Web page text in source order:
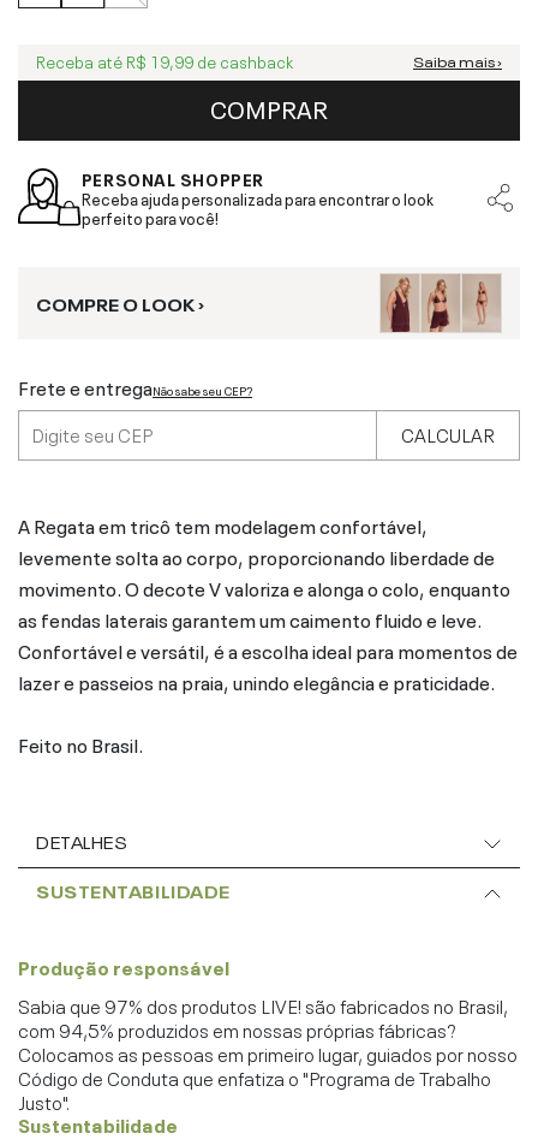
Receba até R$ 19,99 de cashback Saiba mais ›
COMPRAR
PERSONAL SHOPPER
Receba ajuda personalizada para encontrar o look
perfeito para você!
COMPRE O LOOK ›
Frete e entregaNão sabe seu CEP?
CALCULAR
A Regata em tricô tem modelagem confortável,
levemente solta ao corpo, proporcionando liberdade de
movimento. O decote V valoriza e alonga o colo, enquanto
as fendas laterais garantem um caimento fluido e leve.
Confortável e versátil, é a escolha ideal para momentos de
lazer e passeios na praia, unindo elegância e praticidade.
Feito no Brasil.
DETALHES
SUSTENTABILIDADE
Produção responsável
Sabia que 97% dos produtos LIVE! são fabricados no Brasil,
com 94,5% produzidos em nossas próprias fábricas?
Colocamos as pessoas em primeiro lugar, guiados por nosso
Código de Conduta que enfatiza o "Programa de Trabalho
Justo".
Sustentabilidade